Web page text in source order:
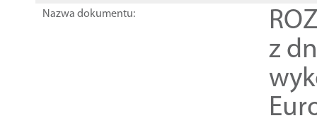
Nazwa dokumentu:
z